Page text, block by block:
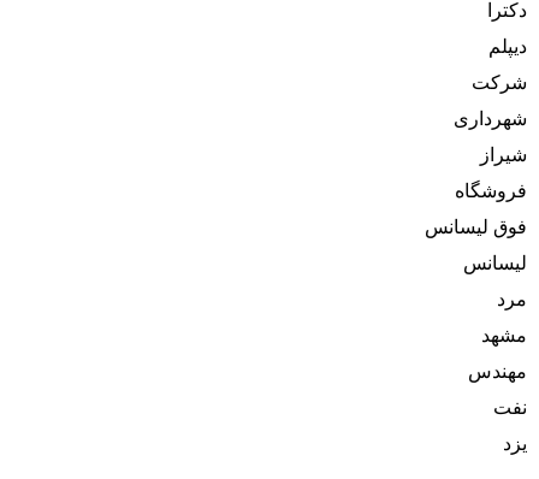
دکترا
دیپلم
شرکت
شهرداری
شیراز
فروشگاه
فوق لیسانس
لیسانس
مرد
مشهد
مهندس
نفت
یزد